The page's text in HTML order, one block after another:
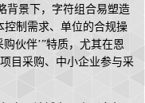
背景下，字符组合易塑造
控制需求、单位的合规操
伙伴’”特质，尤其在恩
目采购、中小企业参与采